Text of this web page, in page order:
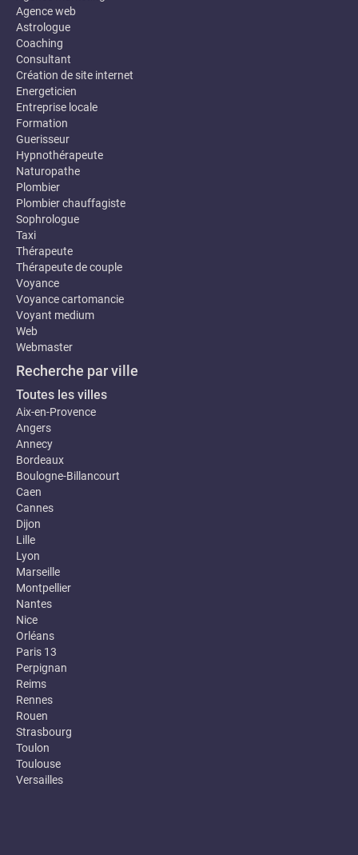
Agence web
Astrologue
Coaching
Consultant
Création de site internet
Energeticien
Entreprise locale
Formation
Guerisseur
Hypnothérapeute
Naturopathe
Plombier
Plombier chauffagiste
Sophrologue
Taxi
Thérapeute
Thérapeute de couple
Voyance
Voyance cartomancie
Voyant medium
Web
Webmaster
Recherche par ville
Toutes les villes
Aix-en-Provence
Angers
Annecy
Bordeaux
Boulogne-Billancourt
Caen
Cannes
Dijon
Lille
Lyon
Marseille
Montpellier
Nantes
Nice
Orléans
Paris 13
Perpignan
Reims
Rennes
Rouen
Strasbourg
Toulon
Toulouse
Versailles